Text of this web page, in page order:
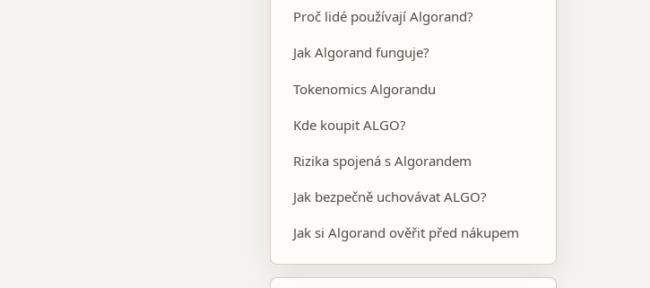
Proč lidé používají Algorand?
Jak Algorand funguje?
Tokenomics Algorandu
Kde koupit ALGO?
Rizika spojená s Algorandem
Jak bezpečně uchovávat ALGO?
Jak si Algorand ověřit před nákupem